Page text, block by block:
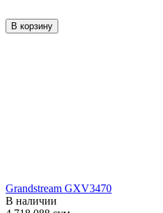
В корзину
Grandstream GXV3470
В наличии